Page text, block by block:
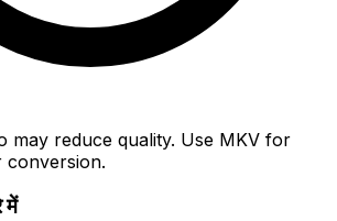
may reduce quality. Use MKV for
conversion.
में